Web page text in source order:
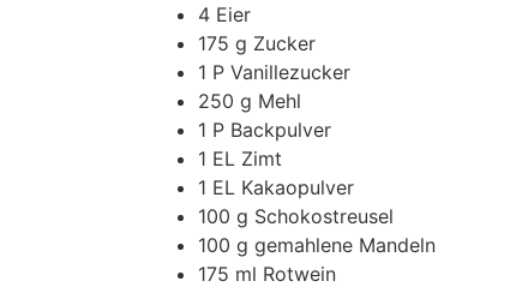
4 Eier
175 g Zucker
1 P Vanillezucker
250 g Mehl
1 P Backpulver
1 EL Zimt
1 EL Kakaopulver
100 g Schokostreusel
100 g gemahlene Mandeln
175 ml Rotwein